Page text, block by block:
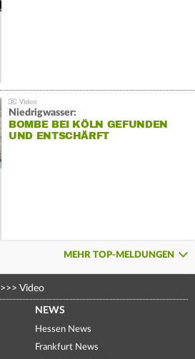
Niedrigwasser:
BOMBE BEI KÖLN GEFUNDEN
UND ENTSCHÄRFT
MEHR TOP-MELDUNGEN
>>> Video
NEWS
Hessen News
Frankfurt News